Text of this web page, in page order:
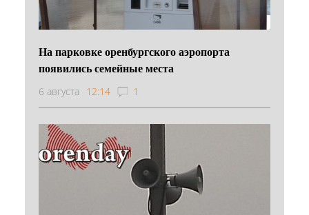
На парковке оренбургского аэропорта
появились семейные места
6 августа 12:14 1